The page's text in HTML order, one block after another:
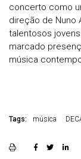
concerto como
direção de Nuno
talentosos
marcado
música
Tags: música